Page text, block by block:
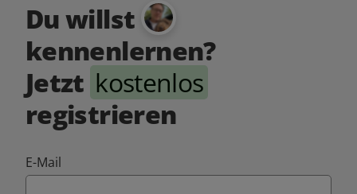
Du willst
kennenlernen?
Jetzt kostenlos
registrieren
E-Mail